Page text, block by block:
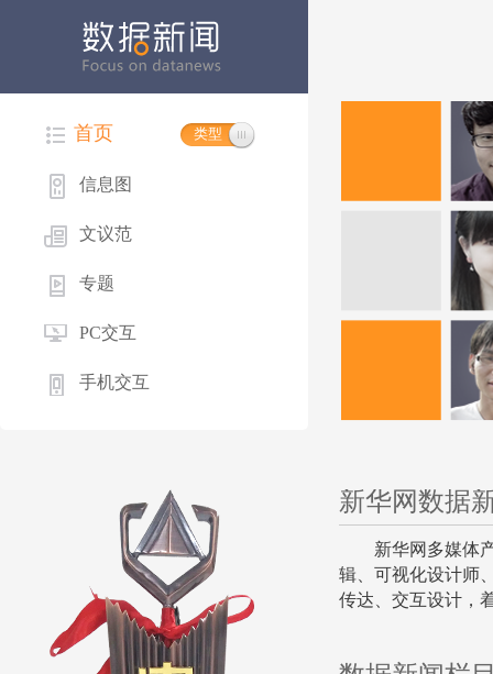
首页 类型
信息图
文议范
专题
PC交互
手机交互
新华网数据
新华网多媒体
辑、可视化设计师
传达、交互设计，